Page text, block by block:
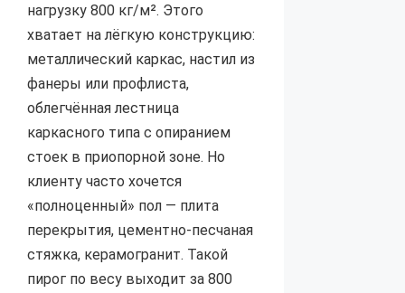
нагрузку 800 кг/м². Этого
хватает на лёгкую конструкцию:
металлический каркас, настил из
фанеры или профлиста,
облегчённая лестница
каркасного типа с опиранием
стоек в приопорной зоне. Но
клиенту часто хочется
«полноценный» пол — плита
перекрытия, цементно-песчаная
стяжка, керамогранит. Такой
пирог по весу выходит за 800